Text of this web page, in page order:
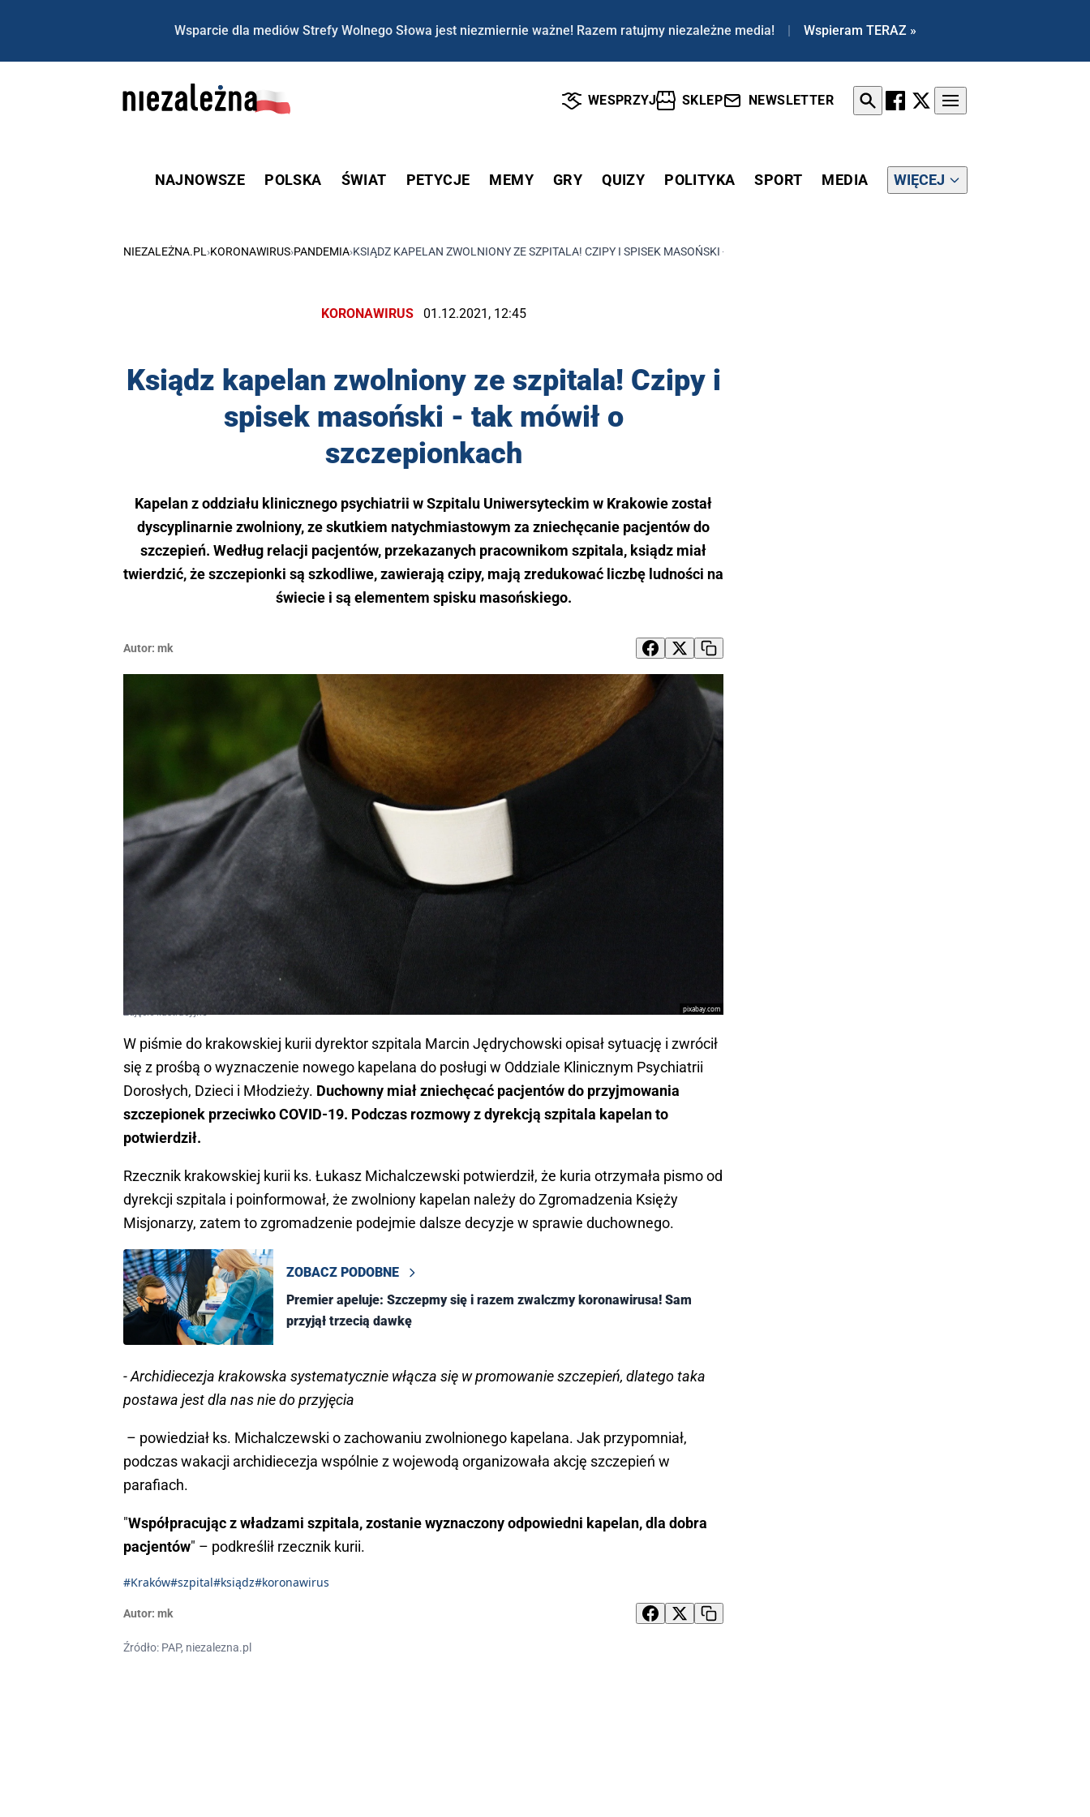
Wsparcie dla mediów Strefy Wolnego Słowa jest niezmiernie ważne! Razem ratujmy niezależne media! | Wspieram TERAZ »
WESPRZYJ SKLEP NEWSLETTER
NAJNOWSZE POLSKA ŚWIAT PETYCJE MEMY GRY QUIZY POLITYKA SPORT MEDIA WIĘCEJ
NIEZALEŻNA.PL ›KORONAWIRUS›PANDEMIA›KSIĄDZ KAPELAN ZWOLNIONY ZE SZPITALA! CZIPY I SPISEK MASOŃSKI - TAK MÓWIŁ O SZCZEPIONKACH
KORONAWIRUS 01.12.2021, 12:45
Ksiądz kapelan zwolniony ze szpitala! Czipy i
spisek masoński - tak mówił o
szczepionkach
Kapelan z oddziału klinicznego psychiatrii w Szpitalu Uniwersyteckim w Krakowie został
dyscyplinarnie zwolniony, ze skutkiem natychmiastowym za zniechęcanie pacjentów do
szczepień. Według relacji pacjentów, przekazanych pracownikom szpitala, ksiądz miał
twierdzić, że szczepionki są szkodliwe, zawierają czipy, mają zredukować liczbę ludności na
świecie i są elementem spisku masońskiego.
Autor: mk
pixabay.com
Zdjęcie ilustracyjne
W piśmie do krakowskiej kurii dyrektor szpitala Marcin Jędrychowski opisał sytuację i zwrócił
się z prośbą o wyznaczenie nowego kapelana do posługi w Oddziale Klinicznym Psychiatrii
Dorosłych, Dzieci i Młodzieży. Duchowny miał zniechęcać pacjentów do przyjmowania
szczepionek przeciwko COVID-19. Podczas rozmowy z dyrekcją szpitala kapelan to
potwierdził.
Rzecznik krakowskiej kurii ks. Łukasz Michalczewski potwierdził, że kuria otrzymała pismo od
dyrekcji szpitala i poinformował, że zwolniony kapelan należy do Zgromadzenia Księży
Misjonarzy, zatem to zgromadzenie podejmie dalsze decyzje w sprawie duchownego.
ZOBACZ PODOBNE
Premier apeluje: Szczepmy się i razem zwalczmy koronawirusa! Sam
przyjął trzecią dawkę
- Archidiecezja krakowska systematycznie włącza się w promowanie szczepień, dlatego taka
postawa jest dla nas nie do przyjęcia
– powiedział ks. Michalczewski o zachowaniu zwolnionego kapelana. Jak przypomniał,
podczas wakacji archidiecezja wspólnie z wojewodą organizowała akcję szczepień w
parafiach.
"Współpracując z władzami szpitala, zostanie wyznaczony odpowiedni kapelan, dla dobra
pacjentów" – podkreślił rzecznik kurii.
#Kraków#szpital#ksiądz#koronawirus
Autor: mk
Źródło: PAP, niezalezna.pl